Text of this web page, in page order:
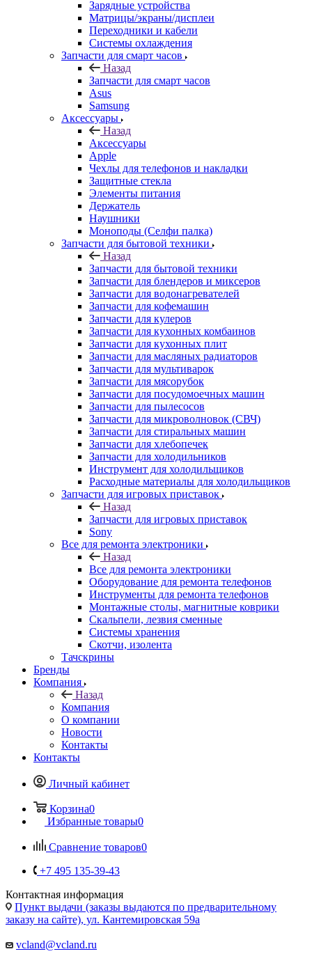
Матрицы/экраны/дисплеи
Переходники и кабели
Системы охлаждения
Запчасти для смарт часов
Назад
Запчасти для смарт часов
Asus
Samsung
Аксессуары
Назад
Аксессуары
Apple
Чехлы для телефонов и накладки
Защитные стекла
Элементы питания
Держатель
Наушники
Моноподы (Селфи палка)
Запчасти для бытовой техники
Назад
Запчасти для бытовой техники
Запчасти для блендеров и миксеров
Запчасти для водонагревателей
Запчасти для кофемашин
Запчасти для кулеров
Запчасти для кухонных комбаинов
Запчасти для кухонных плит
Запчасти для масляных радиаторов
Запчасти для мультиварок
Запчасти для мясорубок
Запчасти для посудомоечных машин
Запчасти для пылесосов
Запчасти для микроволновок (СВЧ)
Запчасти для стиральных машин
Запчасти для хлебопечек
Запчасти для холодильников
Инструмент для холодильщиков
Расходные материалы для холодильщиков
Запчасти для игровых приставок
Назад
Запчасти для игровых приставок
Sony
Все для ремонта электроники
Назад
Все для ремонта электроники
Оборудование для ремонта телефонов
Инструменты для ремонта телефонов
Монтажные столы, магнитные коврики
Скальпели, лезвия сменные
Системы хранения
Скотчи, изолента
Тачскрины
Бренды
Компания
Назад
Компания
О компании
Новости
Контакты
Контакты
Избранные товары
Пункт выдачи (заказы выдаются по предварительному
заказу на сайте), ул. Кантемировская 59а